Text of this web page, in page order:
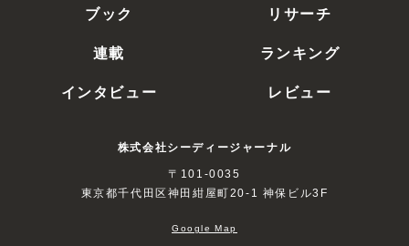
ブック
リサーチ
連載
ランキング
インタビュー
レビュー
株式会社シーディージャーナル
〒101-0035
東京都千代田区神田紺屋町20-1 神保ビル3F
Google Map